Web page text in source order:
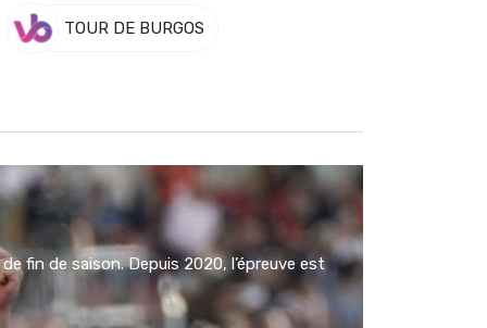
TOUR DE BURGOS
fin de saison. Depuis 2020, l’épreuve est